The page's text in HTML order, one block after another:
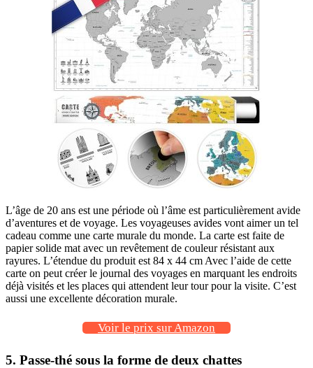
L’âge de 20 ans est une période où l’âme est particulièrement avide
d’aventures et de voyage. Les voyageuses avides vont aimer un tel
cadeau comme une carte murale du monde. La carte est faite de
papier solide mat avec un revêtement de couleur résistant aux
rayures. L’étendue du produit est 84 x 44 cm Avec l’aide de cette
carte on peut créer le journal des voyages en marquant les endroits
déjà visités et les places qui attendent leur tour pour la visite. C’est
aussi une excellente décoration murale.
Voir le prix sur Amazon
5. Passe-thé sous la forme de deux chattes